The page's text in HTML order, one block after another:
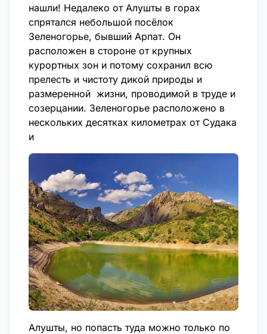
нашли! Недалеко от Алушты в горах
спрятался небольшой посёлок
Зеленогорье, бывший Арпат. Он
расположен в стороне от крупных
курортных зон и потому сохранил всю
прелесть и чистоту дикой природы и
размеренной жизни, проводимой в труде и
созерцании. Зеленогорье расположено в
нескольких десятках километрах от Судака
и
Алушты, но попасть туда можно только по